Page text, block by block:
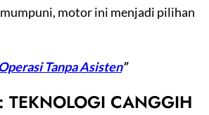
motor ini menjadi pilihan
Tanpa Asisten”
TEKNOLOGI CANGGIH